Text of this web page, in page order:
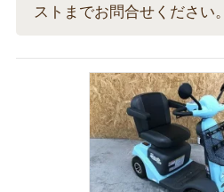
ストまでお問合せください。